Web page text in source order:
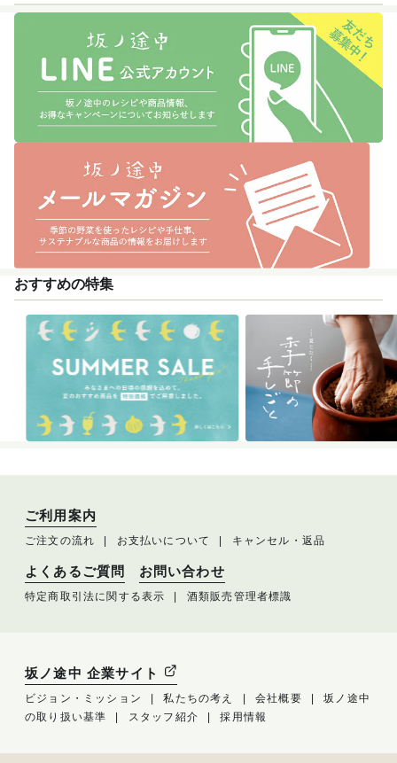
おすすめの特集
ご利用案内
ご注文の流れ お支払いについて キャンセル・返品
よくあるご質問 お問い合わせ
特定商取引法に関する表示 酒類販売管理者標識
坂ノ途中 企業サイト
ビジョン・ミッション 私たちの考え 会社概要
坂ノ途中
の取り扱い基準
スタッフ紹介 採用情報